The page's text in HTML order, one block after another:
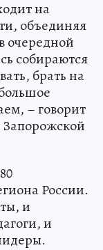
на
объединяя
очередной
собираются
брать на
– говорит
России.
и
и